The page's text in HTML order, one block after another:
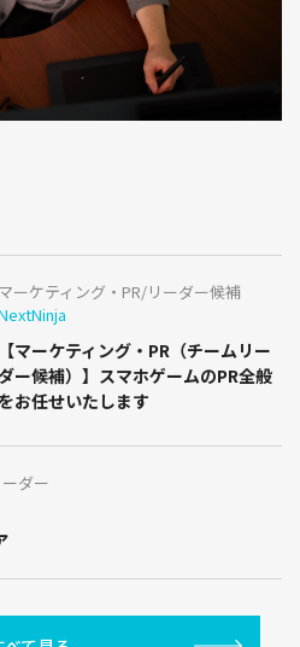
マーケティング・PR/リーダー候補
【マーケティング・PR（チームリー
ー候補）】スマホゲームのPR全般
お任せいたします
ダー